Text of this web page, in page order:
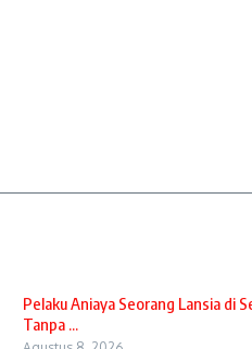
Pelaku Aniaya Seorang Lansia di
Tanpa ...